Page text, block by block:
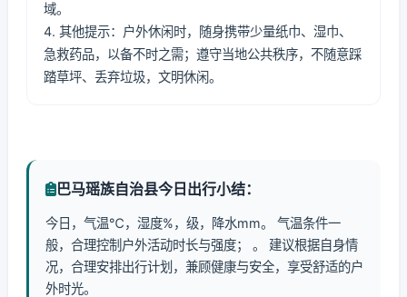
域。
4. 其他提示：户外休闲时，随身携带少量纸巾、湿巾、
急救药品，以备不时之需；遵守当地公共秩序，不随意踩
踏草坪、丢弃垃圾，文明休闲。
巴马瑶族自治县今日出行小结：
今日，气温℃，湿度%，级，降水mm。 气温条件一
般，合理控制户外活动时长与强度； 。 建议根据自身情
况，合理安排出行计划，兼顾健康与安全，享受舒适的户
外时光。